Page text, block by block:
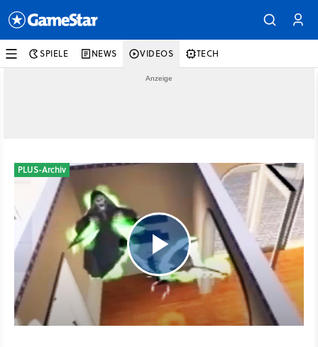
SPIELE NEWS VIDEOS TECH
PLUS-Archiv